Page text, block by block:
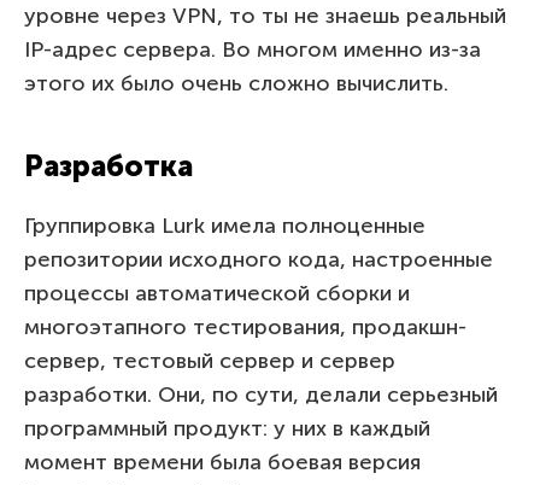
уровне через VPN, то ты не знаешь реальный
IP-адрес сервера. Во многом именно из-за
этого их было очень сложно вычислить.
Разработка
Группировка Lurk имела полноценные
репозитории исходного кода, настроенные
процессы автоматической сборки и
многоэтапного тестирования, продакшн-
сервер, тестовый сервер и сервер
разработки. Они, по сути, делали серьезный
программный продукт: у них в каждый
момент времени была боевая версия